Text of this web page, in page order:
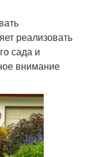
реализовать
сада и
внимание